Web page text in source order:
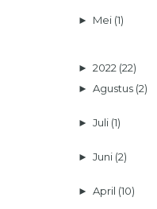
► Mei (1)
► 2022 (22)
► Agustus (2)
► Juli (1)
► Juni (2)
► April (10)